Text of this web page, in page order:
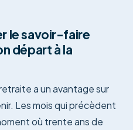
le savoir-faire
départ à la
a un avantage sur
Les mois qui précèdent
où trente ans de